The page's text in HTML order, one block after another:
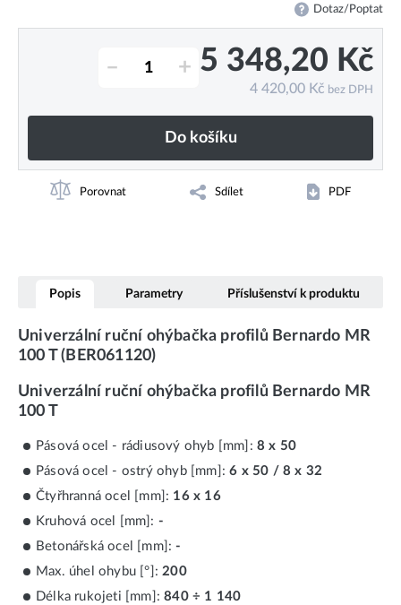
Dotaz/Poptat
– + 5 348,20 Kč
4 420,00 Kč bez DPH
Do košíku
Porovnat Sdílet PDF
Popis Parametry Příslušenství k produktu
Univerzální ruční ohýbačka profilů Bernardo MR
100 T (BER061120)
Univerzální ruční ohýbačka profilů Bernardo MR
100 T
Pásová ocel - rádiusový ohyb [mm]: 8 x 50
Pásová ocel - ostrý ohyb [mm]:6 x 50 / 8 x 32
Čtyřhranná ocel [mm]: 16 x 16
Kruhová ocel [mm]: -
Betonářská ocel [mm]:-
Max. úhel ohybu [°]:200
Délka rukojeti [mm]:840 ÷ 1 140